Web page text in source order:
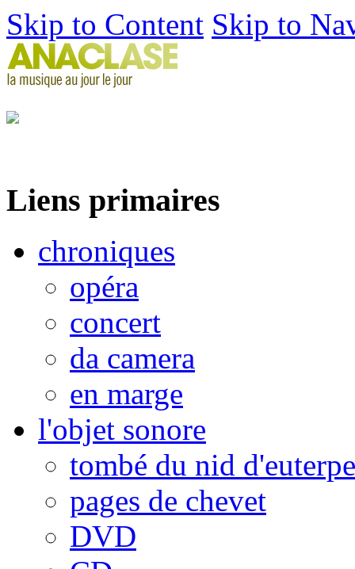
Skip to Content Skip to
Liens primaires
chroniques
opéra
concert
da camera
en marge
l'objet sonore
tombé du nid d'euterpe
pages de chevet
DVD